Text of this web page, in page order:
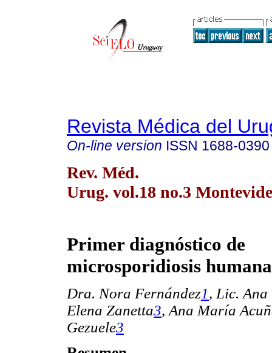
Revista Médica del
On-line version ISSN 1688-0390
Rev. Méd.
Urug. vol.18 no.3
Primer diagnóstico de
microsporidiosis
Dra. Nora Fernández1, Lic.
Elena Zanetta3, Ana María
Gezuele3